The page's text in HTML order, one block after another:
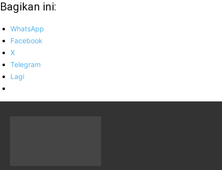
Bagikan ini:
WhatsApp
Facebook
X
Telegram
Lagi